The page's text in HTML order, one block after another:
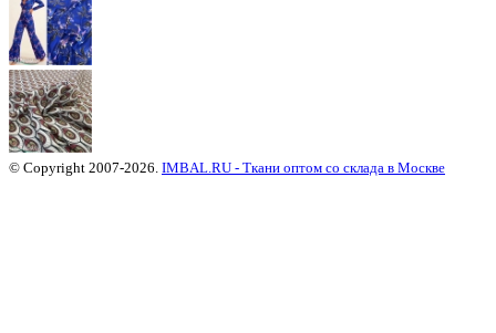
© Copyright 2007-2026. IMBAL.RU - Ткани оптом со склада в Москве